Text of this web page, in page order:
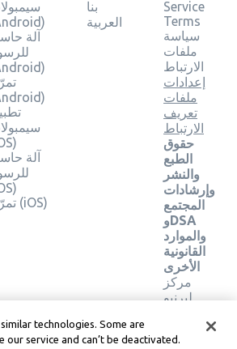
آلة
آلة
تمرّن (iOS)
بنا
العربية
Service
Terms
سياسة
ملفات
الارتباط
إعدادات
ملفات
تعريف
الارتباط
حقوق
الطبع
والنشر
وإرشادات
المجتمع
وDSA
والموارد
القانونية
الأخرى
مركز
ليرنيو
خدمة
technologies. Some are
our service and can’t be deactivated.